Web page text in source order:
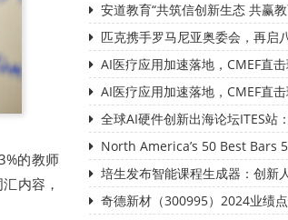
的教师
内容，
安道教育“共筑信创新生态 共赢
题巡展系列活动 ——邯郸站圆满收
匹克携手罗马尼亚奥委会，再启
程AI医疗应用加速落地，CMEF直
局AI医疗应用加速落地，CMEF直
局全球AI硬件创新出海论坛ITES站
海新机遇
North America’s 50 Best Bars
培生发布智能课程生成器：创新
教师备课方式变革
奇德新材（300995）2024业绩